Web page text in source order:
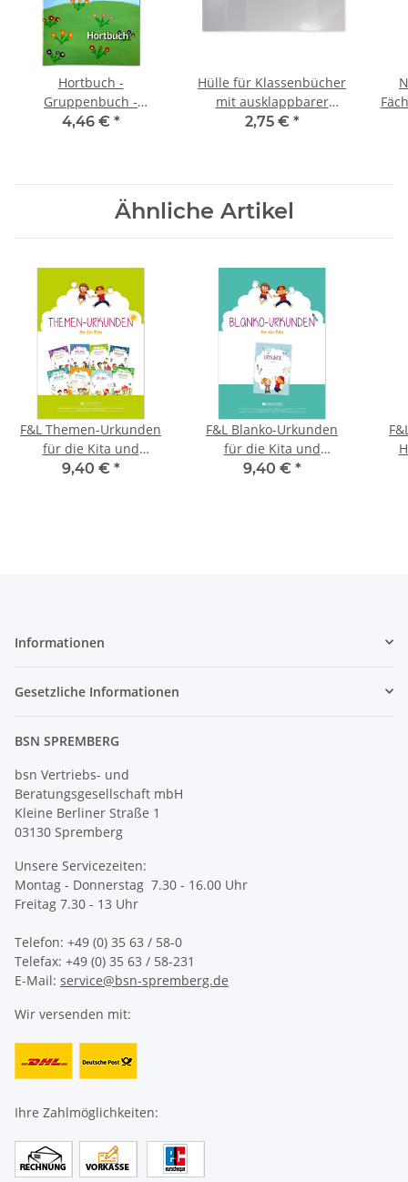
Hortbuch -
Gruppenbuch -
Gruppentagebuch -
4,46 € *
Hülle für Klassenbücher
mit ausklappbarer
Namensleiste
2,75 € *
Ähnliche Artikel
F&L Themen-Urkunden
für die Kita und
Grundschule, Block mit
9,40 € *
F&L Blanko-Urkunden
für die Kita und
Grundschule, Block mit
9,40 € *
Informationen
Gesetzliche Informationen
BSN SPREMBERG
bsn Vertriebs- und
Beratungsgesellschaft mbH
Kleine Berliner Straße 1
03130 Spremberg
Unsere Servicezeiten:
Montag - Donnerstag 7.30 - 16.00 Uhr
Freitag 7.30 - 13 Uhr
Telefon: +49 (0) 35 63 / 58-0
Telefax: +49 (0) 35 63 / 58-231
E-Mail: service@bsn-spremberg.de
Wir versenden mit:
Ihre Zahlmöglichkeiten: